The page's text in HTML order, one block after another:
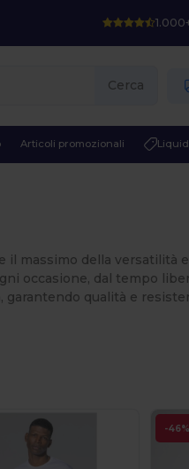
Cerca
Articoli promozionali
il massimo della versatilità
occasione, dal tempo
garantendo qualità e
-46%